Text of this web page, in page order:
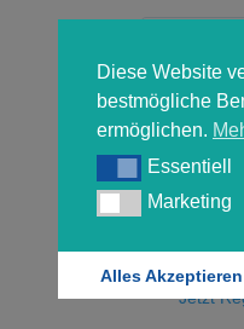
Diese Website
bestmögliche
ermöglichen.
EssentiellEssentiell
MarketingMarketing
Alles Akzeptieren
Forgot your
Jetzt